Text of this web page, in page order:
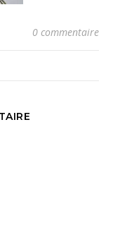
0 commentaire